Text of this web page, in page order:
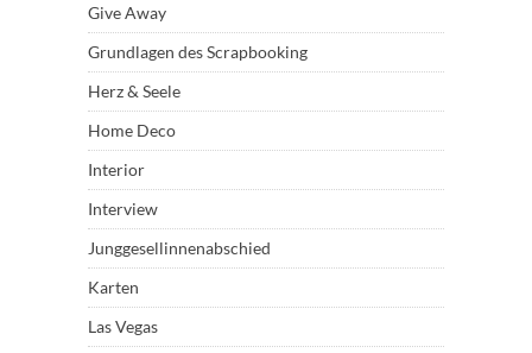
Give Away
Grundlagen des Scrapbooking
Herz & Seele
Home Deco
Interior
Interview
Junggesellinnenabschied
Karten
Las Vegas